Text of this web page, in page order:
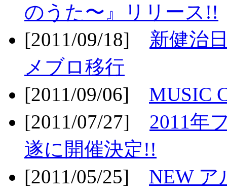
のうた〜』リリース!!
[2011/09/18] 新健治
メブロ移行
[2011/09/06] MUSIC
[2011/07/27] 2011年
遂に開催決定!!
[2011/05/25] NEW